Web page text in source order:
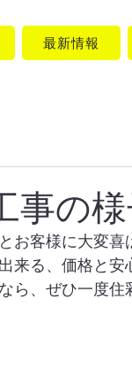
最新情報
事の様
お客様に大変喜
来る、価格と安
ら、ぜひ一度住